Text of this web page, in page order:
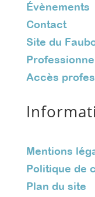
Évènements
Contact
Site du
Accès
Mentions
Politique de
Plan du site